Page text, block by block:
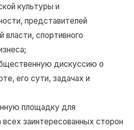
культуры и
представителей
власти, спортивного
дискуссию о
его сути, задачах и
площадку для
заинтересованных сторон